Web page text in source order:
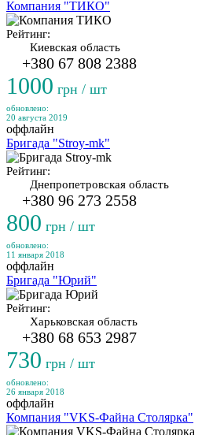
Компания "ТИКО"
Рейтинг:
Киевская область
+380 67 808 2388
1000 грн / шт
обновлено:
20 августа 2019
оффлайн
Бригада "Stroy-mk"
Рейтинг:
Днепропетровская область
+380 96 273 2558
800 грн / шт
обновлено:
11 января 2018
оффлайн
Бригада "Юрий"
Рейтинг:
Харьковская область
+380 68 653 2987
730 грн / шт
обновлено:
26 января 2018
оффлайн
Компания "VKS-Файна Столярка"